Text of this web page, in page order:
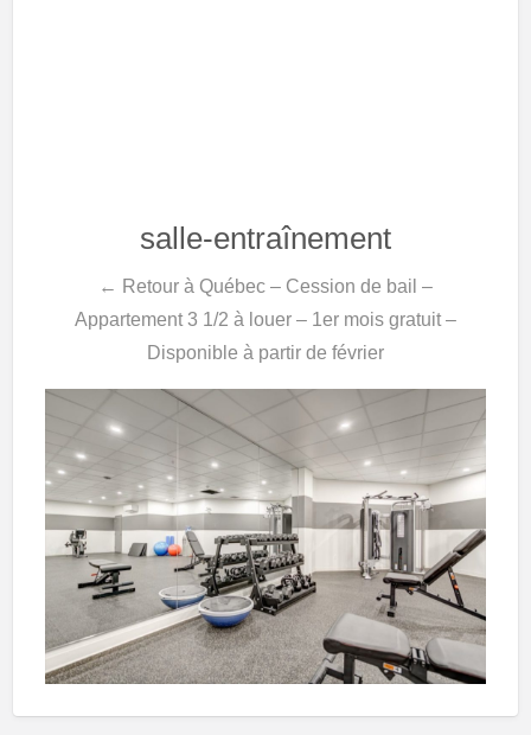
salle-entraînement
← Retour à Québec – Cession de bail –
Appartement 3 1/2 à louer – 1er mois gratuit –
Disponible à partir de février